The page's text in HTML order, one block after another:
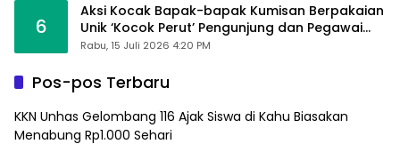
6
Aksi Kocak Bapak-bapak Kumisan Berpakaian
Unik ‘Kocok Perut’ Pengunjung dan Pegawai
Alfamart, Ngaku Aktifkan Layar Sentuh Atm
Rabu, 15 Juli 2026 4:20 PM
Pos-pos Terbaru
KKN Unhas Gelombang 116 Ajak Siswa di Kahu Biasakan
Menabung Rp1.000 Sehari